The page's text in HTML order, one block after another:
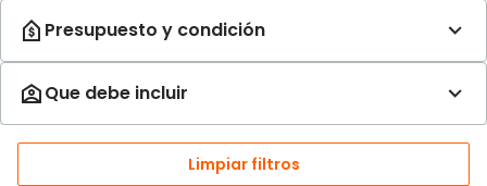
Limpiar filtros